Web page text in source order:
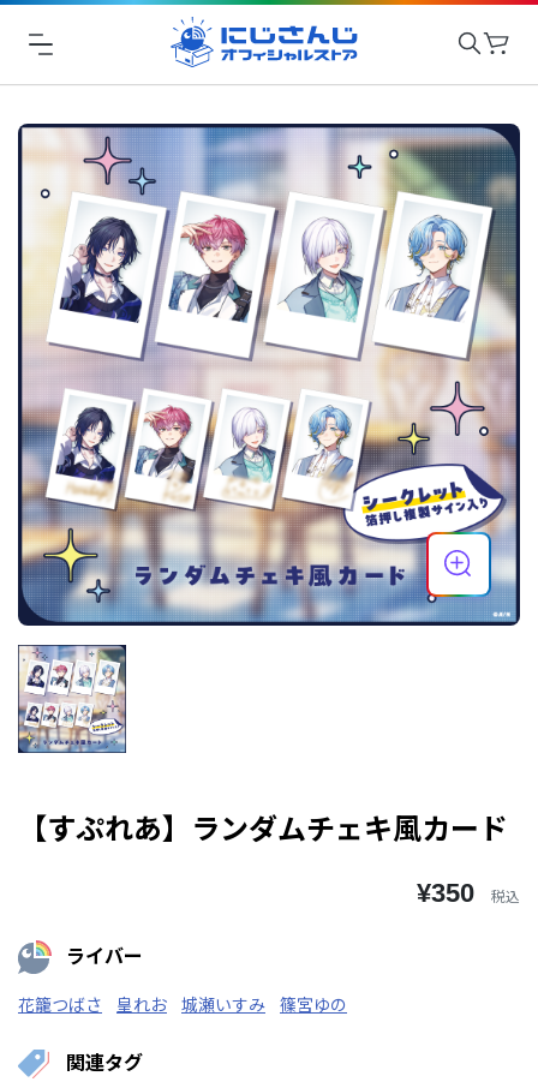
【すぷれあ】ランダムチェキ風カード
¥350 税込
ライバー
花籠つばさ 皇れお 城瀬いすみ 篠宮ゆの
関連タグ